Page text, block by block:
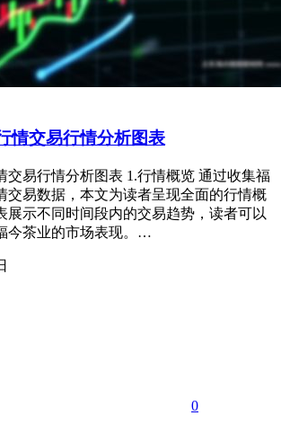
情交易行情分析图表
交易行情分析图表 1.行情概览 通过收集福
交易数据，本文为读者呈现全面的行情概
展示不同时间段内的交易趋势，读者可以
今茶业的市场表现。…
0